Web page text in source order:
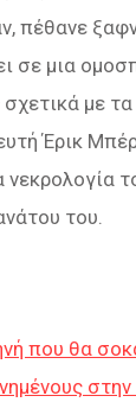
πέθανε
σε μια
με τα
Έρικ
νεκρολογία
του.
που θα